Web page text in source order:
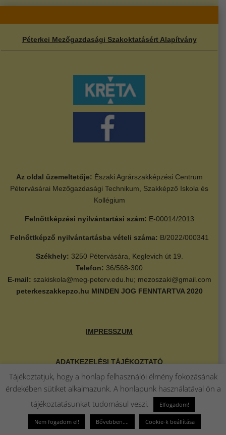
Péterkei Mezőgazdasági Szakoktatásért Alapítvány
Az oldal üzemeltetője: Északi Agrárszakképzési Centrum
Pétervásárai Mezőgazdasági Technikum, Szakképző Iskola és
Kollégium
Felnőttképzési nyilvántartási szám: E-00014/2013
Felnőttképző nyilvántartásba vételi száma: B/2022/000341
Székhely: 3250 Pétervására, Keglevich út 19.
Telefon: 36/568-300
E-mail: szakiskola@meg-peterv.edu.hu; mezoszaki@gmail.com
peterkeszakkepzo.hu MINDEN JOG FENNTARTVA 2020
IMPRESSZUM
ADATKEZELÉSI TÁJÉKOZTATÓ
TÁRHELY SZOLGÁLTATÓ
Design: Weboldal készítés Eger
Tájékoztatjuk, hogy a honlap felhasználói élmény fokozásának
érdekében sütiket alkalmazunk. A honlapunk használatával ön a
tájékoztatásunkat tudomásul veszi.
Elfogadom!
Nem fogadom el! Bővebben.... Cookie-k beállítása